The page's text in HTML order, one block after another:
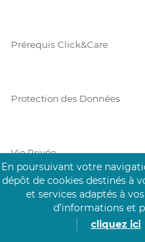
Prérequis Click&Care
Protection des Données
Vie Privée
PAIEMENT SÉCURISÉ
En poursuivant votre
dépôt de cookies destinés à
et services adaptés à
d’informations et
cliquez ici